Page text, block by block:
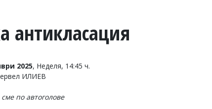
антикласация
2025, Неделя, 14:45 ч.
ИЛИЕВ
по автоголове